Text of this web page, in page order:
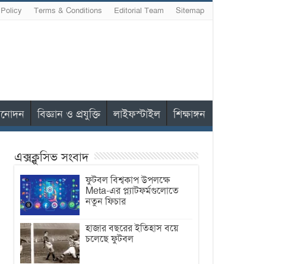
Terms & Conditions Editorial Team Sitemap
বিজ্ঞান ও প্রযুক্তি লাইফস্টাইল শিক্ষাঙ্গন
এক্সক্লুসিভ সংবাদ
ফুটবল বিশ্বকাপ উপলক্ষে
Meta-এর প্ল্যাটফর্মগুলোতে
নতুন ফিচার
হাজার বছরের ইতিহাস বয়ে
চলেছে ফুটবল